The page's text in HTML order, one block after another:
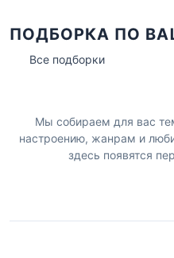
ПОДБОРКА ПО
Все подборки
Мы собираем для вас
настроению, жанрам и
здесь появятся